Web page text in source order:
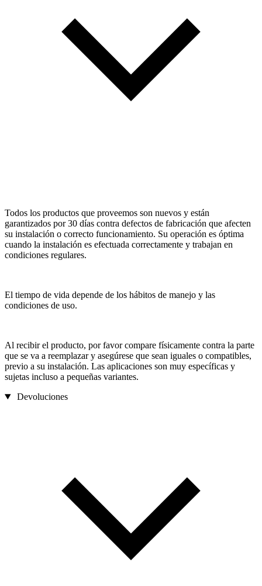
Todos los productos que proveemos son nuevos y están
garantizados por 30 días contra defectos de fabricación que afecten
su instalación o correcto funcionamiento. Su operación es óptima
cuando la instalación es efectuada correctamente y trabajan en
condiciones regulares.
El tiempo de vida depende de los hábitos de manejo y las
condiciones de uso.
Al recibir el producto, por favor compare físicamente contra la parte
que se va a reemplazar y asegúrese que sean iguales o compatibles,
previo a su instalación. Las aplicaciones son muy específicas y
sujetas incluso a pequeñas variantes.
Devoluciones